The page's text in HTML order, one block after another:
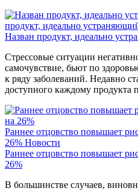
продукт, идеально
Назван продукт, идеально
Стрессовые ситуации
самочувствие, бьют по
к ряду заболеваний. Недавно
доступного каждому продукта
Раннее отцовство повышает
26% Новости
Раннее отцовство повышает
26%
В большинстве случаев,